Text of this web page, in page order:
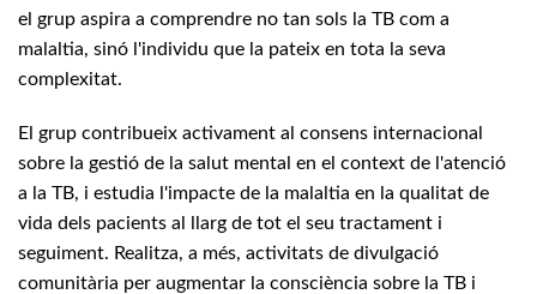
el grup aspira a comprendre no tan sols la TB com a
malaltia, sinó l'individu que la pateix en tota la seva
complexitat.
El grup contribueix activament al consens internacional
sobre la gestió de la salut mental en el context de l'atenció
a la TB, i estudia l'impacte de la malaltia en la qualitat de
vida dels pacients al llarg de tot el seu tractament i
seguiment. Realitza, a més, activitats de divulgació
comunitària per augmentar la consciència sobre la TB i